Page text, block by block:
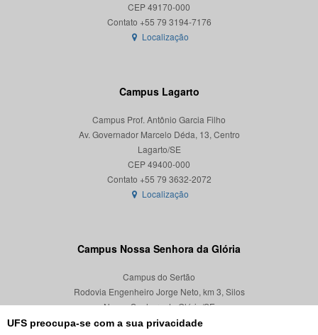
UFS preocupa-se com a sua privacidade
CEP 49170-000
Localização
Campus Lagarto
Campus Prof. Antônio Garcia Filho
Av. Governador Marcelo Déda, 13, Centro
Lagarto/SE
CEP 49400-000
Localização
Campus Nossa Senhora da Glória
Campus do Sertão
Rodovia Engenheiro Jorge Neto, km 3, Silos
Nossa Senhora da Glória/SE
CEP 49680-000